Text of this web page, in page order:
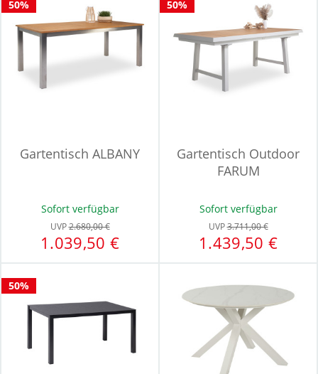
50%
Gartentisch ALBANY
Sofort verfügbar
UVP2.680,00 €
1.039,50 €
50%
Gartentisch Outdoor
FARUM
Sofort verfügbar
UVP3.711,00 €
1.439,50 €
50%